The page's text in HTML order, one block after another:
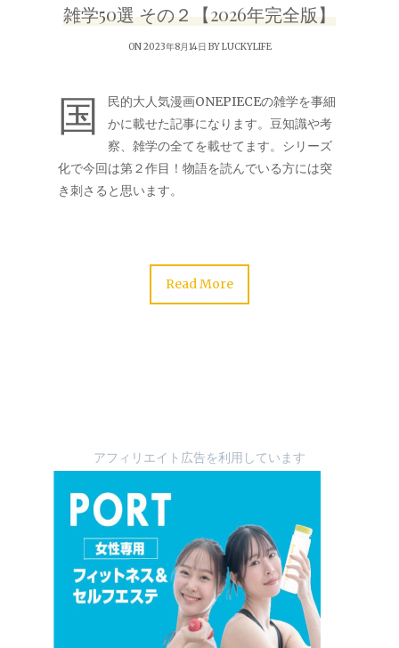
雑学50選 その２【2026年完全版】
ON 2023年8月14日 BYLUCKYLIFE
国
民的大人気漫画ONEPIECEの雑学を事細
かに載せた記事になります。豆知識や考
察、雑学の全てを載せてます。シリーズ
化で今回は第２作目！物語を読んでいる方には突
き刺さると思います。
Read More
アフィリエイト広告を利用しています